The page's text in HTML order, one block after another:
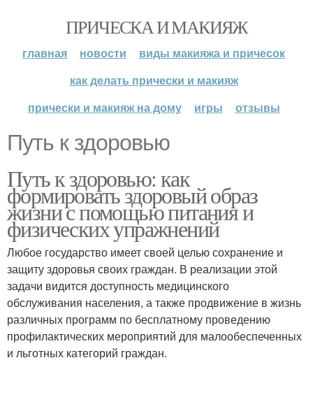
ПРИЧЕСКА И МАКИЯЖ
главная новости
виды макияжа и причесок
как делать прически и макияж
прически и макияж на дому
игры отзывы
Путь к здоровью
Путь к здоровью: как
формировать здоровый образ
жизни с помощью питания и
физических упражнений
Любое государство имеет своей целью сохранение и
защиту здоровья своих граждан. В реализации этой
задачи видится доступность медицинского
обслуживания населения, а также продвижение в жизнь
различных программ по бесплатному проведению
профилактических мероприятий для малообеспеченных
и льготных категорий граждан.